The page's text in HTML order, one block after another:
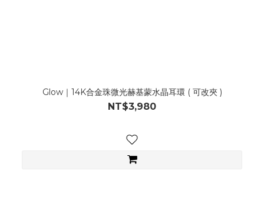
Glow｜14K合金珠微光赫基蒙水晶耳環 ( 可改夾 )
NT$3,980